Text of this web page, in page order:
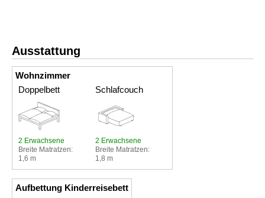
Ausstattung
Wohnzimmer
Doppelbett
2 Erwachsene
Breite Matratzen:
1,6 m
Schlafcouch
2 Erwachsene
Breite Matratzen:
1,8 m
Aufbettung Kinderreisebett